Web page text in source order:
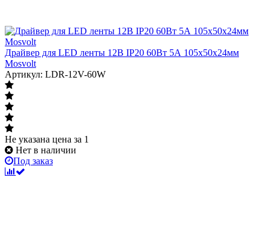
Драйвер для LED ленты 12В IP20 60Вт 5А 105х50х24мм
Mosvolt
Артикул: LDR-12V-60W
Не указана цена за 1
Нет в наличии
Под заказ